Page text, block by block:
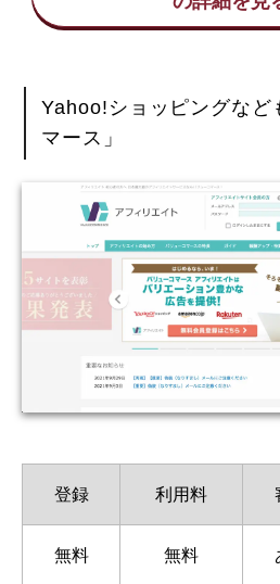
Yahoo!ショッピングなど
マース」
登録 利用料
無料 無料